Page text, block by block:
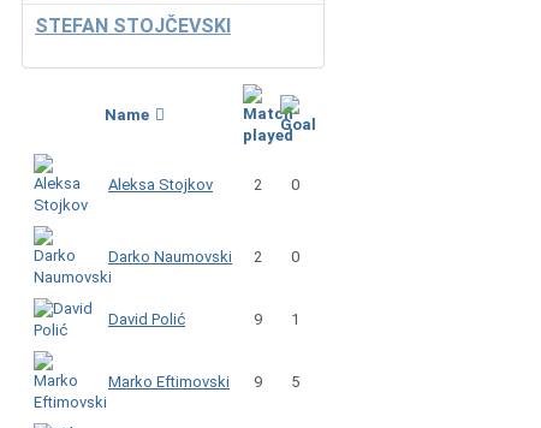
STEFAN STOJČEVSKI
Name
Aleksa Stojkov 2 0
Darko Naumovski 2 0
David Polić 9 1
Marko Eftimovski 9 5